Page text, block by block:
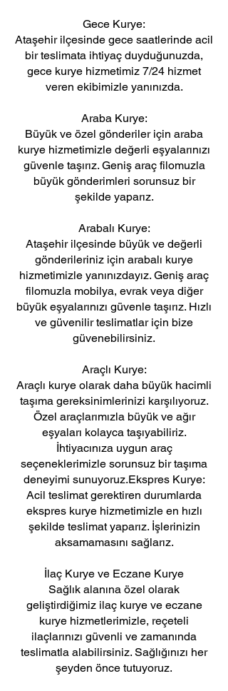
Gece Kurye:
Ataşehir ilçesinde gece saatlerinde acil
bir teslimata ihtiyaç duyduğunuzda,
gece kurye hizmetimiz 7/24 hizmet
veren ekibimizle yanınızda.
Araba Kurye:
Büyük ve özel gönderiler için araba
kurye hizmetimizle değerli eşyalarınızı
güvenle taşırız. Geniş araç filomuzla
büyük gönderimleri sorunsuz bir
şekilde yaparız.
Arabalı Kurye:
Ataşehir ilçesinde büyük ve değerli
gönderileriniz için arabalı kurye
hizmetimizle yanınızdayız. Geniş araç
filomuzla mobilya, evrak veya diğer
büyük eşyalarınızı güvenle taşırız. Hızlı
ve güvenilir teslimatlar için bize
güvenebilirsiniz.
Araçlı Kurye:
Araçlı kurye olarak daha büyük hacimli
taşıma gereksinimlerinizi karşılıyoruz.
Özel araçlarımızla büyük ve ağır
eşyaları kolayca taşıyabiliriz.
İhtiyacınıza uygun araç
seçeneklerimizle sorunsuz bir taşıma
deneyimi sunuyoruz.Ekspres Kurye:
Acil teslimat gerektiren durumlarda
ekspres kurye hizmetimizle en hızlı
şekilde teslimat yaparız. İşlerinizin
aksamamasını sağlarız.
İlaç Kurye ve Eczane Kurye
Sağlık alanına özel olarak
geliştirdiğimiz ilaç kurye ve eczane
kurye hizmetlerimizle, reçeteli
ilaçlarınızı güvenli ve zamanında
teslimatla alabilirsiniz. Sağlığınızı her
şeyden önce tutuyoruz.